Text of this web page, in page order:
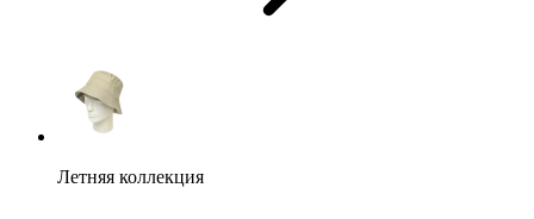
Летняя коллекция